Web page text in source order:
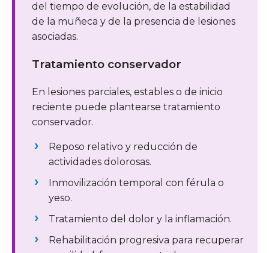
del tiempo de evolución, de la estabilidad
de la muñeca y de la presencia de lesiones
asociadas.
Tratamiento conservador
En lesiones parciales, estables o de inicio
reciente puede plantearse tratamiento
conservador.
Reposo relativo y reducción de
actividades dolorosas.
Inmovilización temporal con férula o
yeso.
Tratamiento del dolor y la inflamación.
Rehabilitación progresiva para recuperar